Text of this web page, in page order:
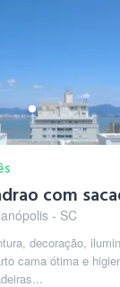
com
- SC
decoração,
cama ótima e